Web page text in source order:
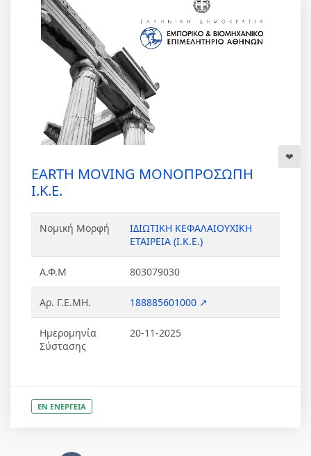
EARTH MOVING ΜΟΝΟΠΡΟΣΩΠΗ
Ι.Κ.Ε.
Νομική Μορφή
ΙΔΙΩΤΙΚΗ ΚΕΦΑΛΑΙΟΥΧΙΚΗ
ΕΤΑΙΡΕΙΑ (Ι.Κ.Ε.)
Α.Φ.Μ 803079030
Αρ. Γ.Ε.ΜΗ. 188885601000 ↗
Ημερομηνία
Σύστασης
20-11-2025
ΕΝ ΕΝΕΡΓΕΙΑ